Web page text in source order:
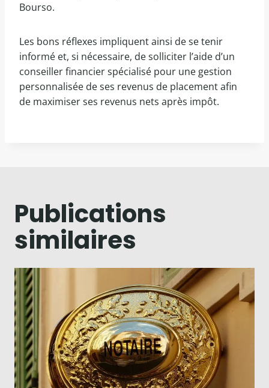
Bourso.
Les bons réflexes impliquent ainsi de se tenir
informé et, si nécessaire, de solliciter l’aide d’un
conseiller financier spécialisé pour une gestion
personnalisée de ses revenus de placement afin
de maximiser ses revenus nets après impôt.
Publications
similaires